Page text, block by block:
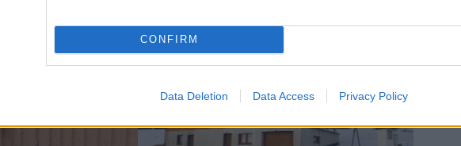
CONFIRM
Data Deletion Data Access Privacy Policy